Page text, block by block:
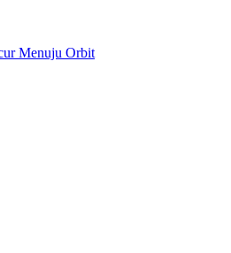
Menuju Orbit